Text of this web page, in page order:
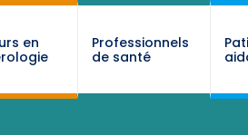
en
Professionnels
de santé